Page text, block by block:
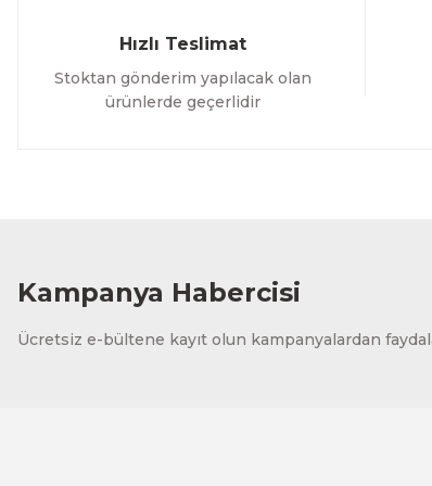
Hızlı Teslimat
Stoktan gönderim yapılacak olan
ürünlerde geçerlidir
Kampanya Habercisi
Ücretsiz e-bültene kayıt olun kampanyalardan